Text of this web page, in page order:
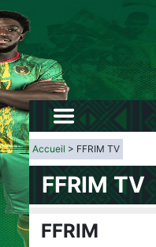
Accueil > FFRIM TV
FFRIM TV
FFRIM